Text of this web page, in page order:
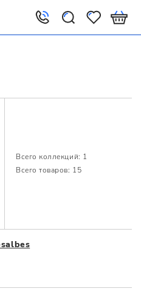
Всего коллекций: 1
Всего товаров: 15